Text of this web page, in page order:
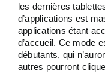
les dernières
d’applications est
applications étant
d’accueil. Ce mode
débutants, qui
autres pourront